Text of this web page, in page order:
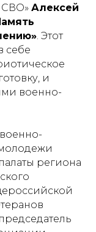
СВО» Алексей
. Этот
себе
и
военно-
региона